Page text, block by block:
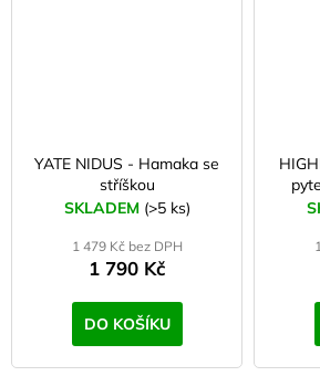
YATE NIDUS - Hamaka se
stříškou
SKLADEM (>5 ks)
1 479 Kč bez DPH
1 790 Kč
DO KOŠÍKU